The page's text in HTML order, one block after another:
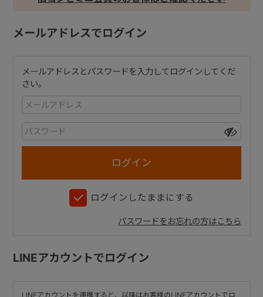
メールアドレスでログイン
メールアドレスとパスワードを入力してログインしてくだ
さい。
ログインしたままにする
パスワードをお忘れの方はこちら
LINEアカウントでログイン
LINEアカウントを連携すると、以降はお客様のLINEアカウントでロ